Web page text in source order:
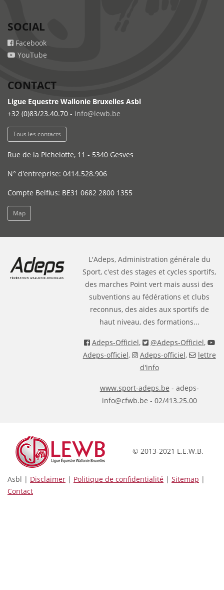
SOCIAL
Facebook
YouTube
CONTACT
Ligue Equestre Wallonie Bruxelles Asbl
+32 (0)83/23.40.70 - info@lewb.be
Tous les contacts
Rue de la Pichelotte, 11 - 5340 Gesves
N° d'entreprise: 0414.528.906
Compte Belfius: BE31 0682 2800 1355
Map
L'Adeps, Administration générale du
Sport, c'est des stages et cycles sportifs,
des marches Point vert mais aussi des
subventions au fédérations et clubs
reconnus, des aides aux sportifs de
haut niveau, des formations...
Adeps-Officiel, @Adeps-Officiel,
Adeps-officiel, Adeps-officiel,
lettre
d'info
www.sport-adeps.be - adeps-
info@cfwb.be - 02/413.25.00
© 2013-2021 L.E.W.B.
Asbl | Disclaimer | Politique de confidentialité | Sitemap |
Contact